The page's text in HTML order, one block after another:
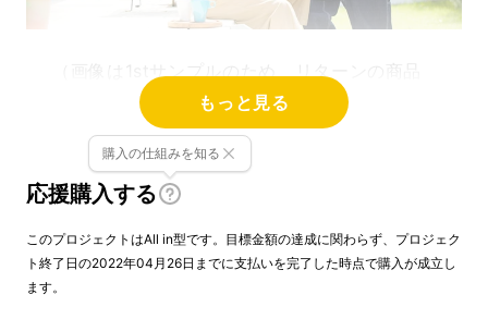
（画像は1stサンプルのため、リターンの商品
と仕様が異なります）
約280万円の支援を集めた「パパバッグ クリ
エイターズモデル」が、抱っこできるバッグと
子どもが小さいうちは、抱っこする機会が多
もっと見る
応援購入する
購入の仕組みを知る
このプロジェクトはAll in型です。目標金額の達成に関わらず、プロジェク
ト終了日の2022年04月26日までに支払いを完了した時点で購入が成立し
ます。